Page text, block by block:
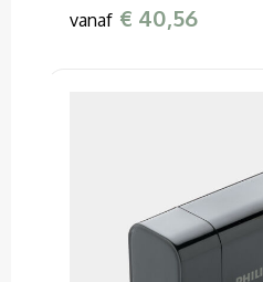
vanaf € 40,56